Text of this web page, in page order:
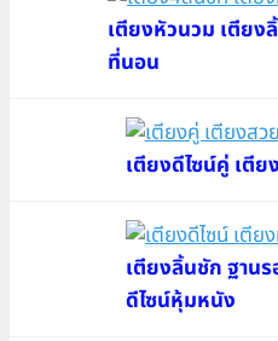
เตียงหัวนวม เตียง
ที่นอน
เตียงดีไซน์คู่ เตีย
เตียงลิ้นชัก ฐาน
ดีไซน์หุ้มหนัง